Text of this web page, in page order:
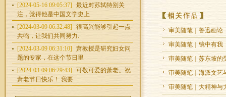
[2024-05-16 09:05:37]
最近对苏轼特别关
注，觉得他是中国文学史上
[2024-03-09 06:32:48]
很高兴能够引起一点
共鸣，让我们共同努力.
[2024-03-09 06:31:10]
萧教授是研究妇女问
题的专家，在这个节日里
[2024-03-09 06:29:43]
可敬可爱的萧老。祝
萧老节日快乐！ 我要
审美随笔｜鲁迅画论
审美随笔｜镜中有我
审美随笔｜苏东坡的
审美随笔｜海派文艺
审美随笔｜大精神与